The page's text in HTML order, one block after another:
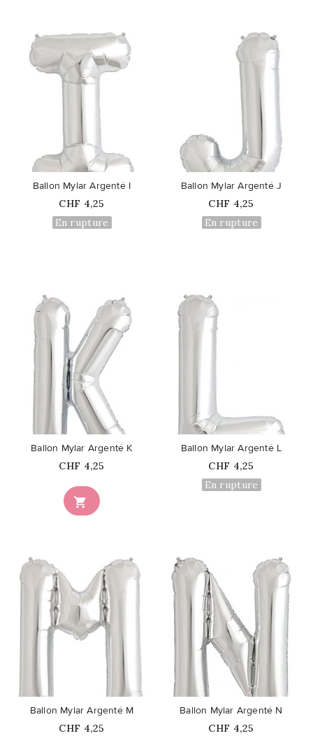
Ballon Mylar Argenté I
Prix
CHF 4,25
En rupture
Ballon Mylar Argenté J
Prix
CHF 4,25
En rupture

Ballon Mylar Argenté K
Prix
CHF 4,25
Ballon Mylar Argenté L
Prix
CHF 4,25
En rupture
Ballon Mylar Argenté M
Prix
CHF 4,25
Ballon Mylar Argenté N
Prix
CHF 4,25